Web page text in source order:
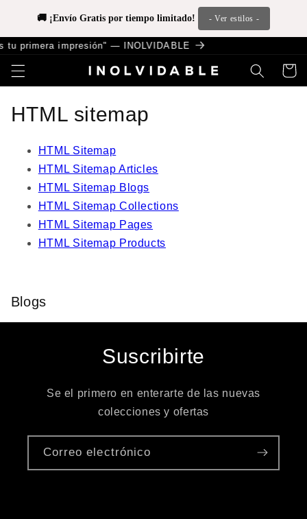
🚚 ¡Envío Gratis por tiempo limitado! - Ver estilos -
directamente
primera impresión" — INOLVIDABLE
Carrito
HTML sitemap
HTML Sitemap
HTML Sitemap Articles
HTML Sitemap Blogs
HTML Sitemap Collections
HTML Sitemap Pages
HTML Sitemap Products
Blogs
Suscribirte
Se el primero en enterarte de las nuevas
colecciones y ofertas
Correo electrónico